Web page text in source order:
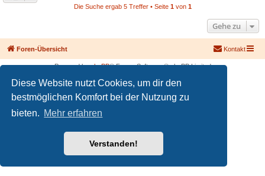
Diese Website nutzt Cookies, um dir den
bestmöglichen Komfort bei der Nutzung zu
bieten. Mehr erfahren
Verstanden!
Die Suche ergab 5 Treffer • Seite 1von 1
Gehe zu
Foren-Übersicht Kontakt
Powered byphpBB® Forum Software © phpBB Limited
Deutsche Übersetzung durch
phpBB.de
|